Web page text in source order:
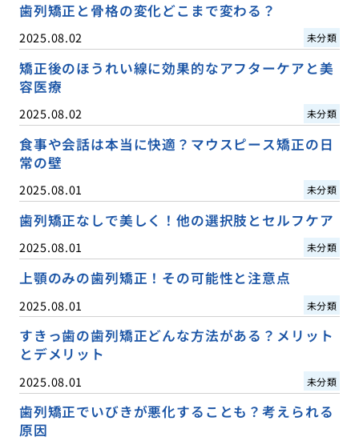
歯列矯正と骨格の変化どこまで変わる？
2025.08.02 未分類
矯正後のほうれい線に効果的なアフターケアと美
容医療
2025.08.02 未分類
食事や会話は本当に快適？マウスピース矯正の日
常の壁
2025.08.01 未分類
歯列矯正なしで美しく！他の選択肢とセルフケア
2025.08.01 未分類
上顎のみの歯列矯正！その可能性と注意点
2025.08.01 未分類
すきっ歯の歯列矯正どんな方法がある？メリット
とデメリット
2025.08.01 未分類
歯列矯正でいびきが悪化することも？考えられる
原因